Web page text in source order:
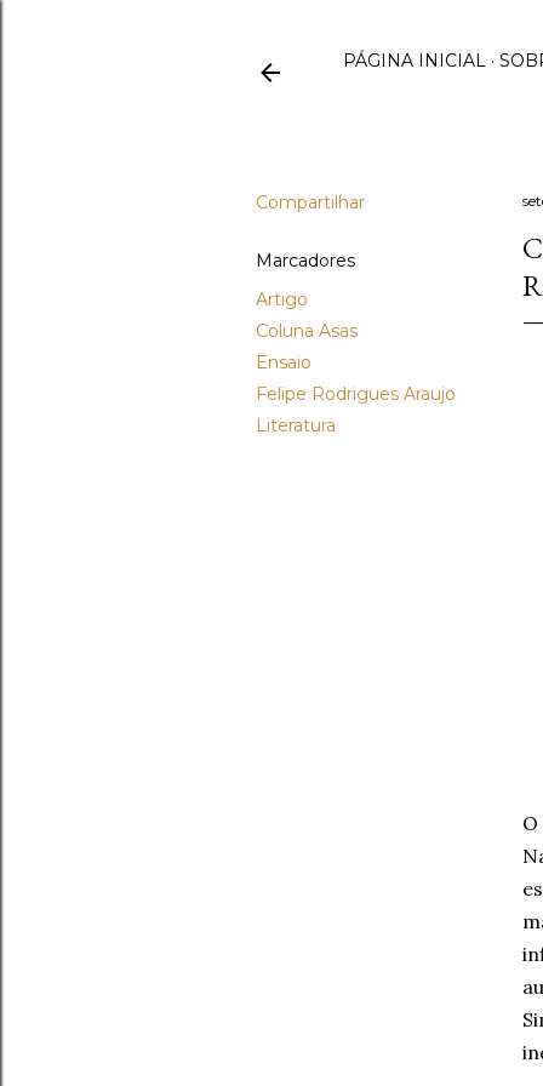
PÁGINA INICIAL
Compartilhar
Marcadores
Artigo
Coluna Asas
Ensaio
Felipe Rodrigues Araujo
Literatura